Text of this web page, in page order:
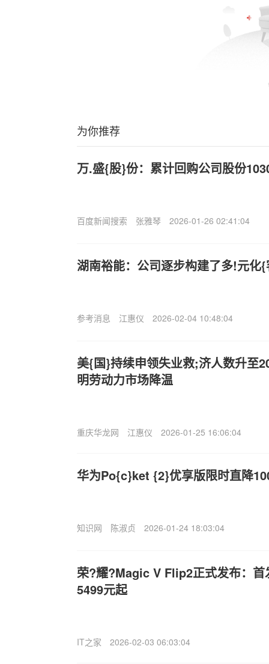
为你推荐
万.盛{股}份：累计回购公司股份
百度新闻搜索 张雅琴 2026-01-26 02:41:04
湖南裕能：公司逐步构建了多!元化
参考消息 江惠仪 2026-02-04 10:48:04
美{国}持续申领失业救;济人数升至
明劳动力市场降温
重庆华龙网 江惠仪 2026-01-25 16:06:04
华为Po{c}ket {2}优享版限时直降
知识网 陈淑贞 2026-01-24 18:03:04
荣?耀?Magic V Flip2正式发布：首
5499元起
IT之家 2026-02-03 06:03:04